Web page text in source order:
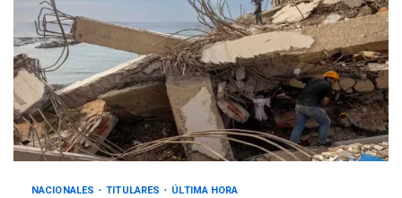
NACIONALES TITULARES ÚLTIMA HORA